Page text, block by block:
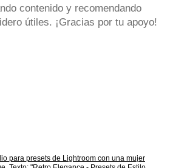
contenido y recomendando
útiles. ¡Gracias por tu apoyo!